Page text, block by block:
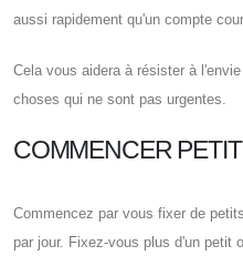
aussi rapidement qu'un compte
Cela vous aidera à résister à
choses qui ne sont pas urgentes.
COMMENCER PETIT
Commencez par vous fixer de
par jour. Fixez-vous plus d'un petit